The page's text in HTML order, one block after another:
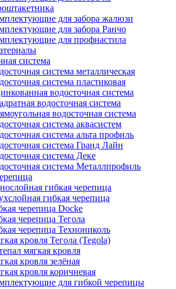
для забора жалюзи
для забора Ранчо
для профнастила
система
система металлическая
система пластиковая
водосточная система
водосточная система
водосточная система
система аквасистем
система альта профиль
система Гранд Лайн
система Деке
система Металлпрофиль
гибкая черепица
гибкая черепица
черепица Docke
черепица Тегола
черепица Технониколь
кровля Тегола (Tegola)
мягкая кровля
кровля зелёная
кровля коричневая
для гибкой черепицы